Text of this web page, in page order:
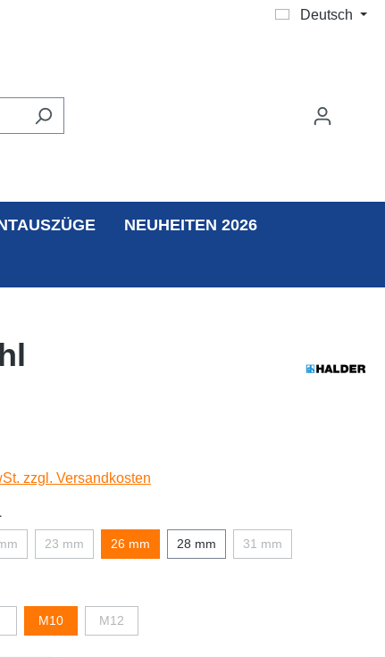
Deutsch
NEUHEITEN 2026
zzgl. Versandkosten
23 mm 26 mm 28 mm 31 mm
M10 M12